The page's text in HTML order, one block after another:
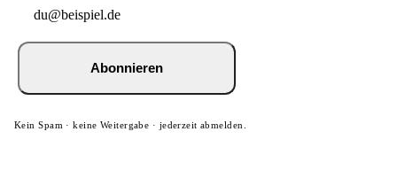
Abonnieren
Kein Spam · keine Weitergabe · jederzeit abmelden.